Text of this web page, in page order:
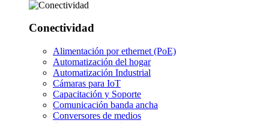
Conectividad
Alimentación por ethernet (PoE)
Automatización del hogar
Automatización Industrial
Cámaras para IoT
Capacitación y Soporte
Comunicación banda ancha
Conversores de medios